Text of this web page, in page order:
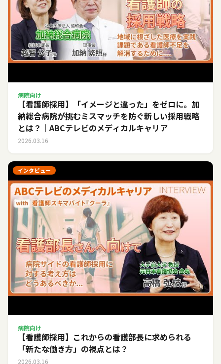
病院向け
【看護師採用】「イメージと違った」をゼロに。加
納総合病院が挑むミスマッチを防ぐ新しい採用戦略
とは？｜ABCテレビのメディカルキャリア
2026.03.16
インタビュー
病院向け
【看護師採用】これからの看護部長に求められる
「新たな働き方」の視点とは？
2026.03.16